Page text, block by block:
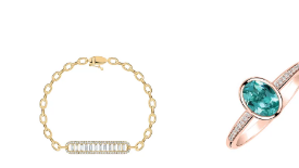
ALO diamonds OC Eurovea,
Pribinova 8, 811 09 Bratislava
tel.: +421 917 090 700, +421 918 777 670
zítra otevřeno od 10:00